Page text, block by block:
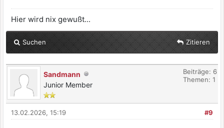
Hier wird nix gewußt...
Suchen Zitieren
Sandmann
Junior Member
Beiträge: 6
Themen: 1
#9
13.02.2026, 15:19